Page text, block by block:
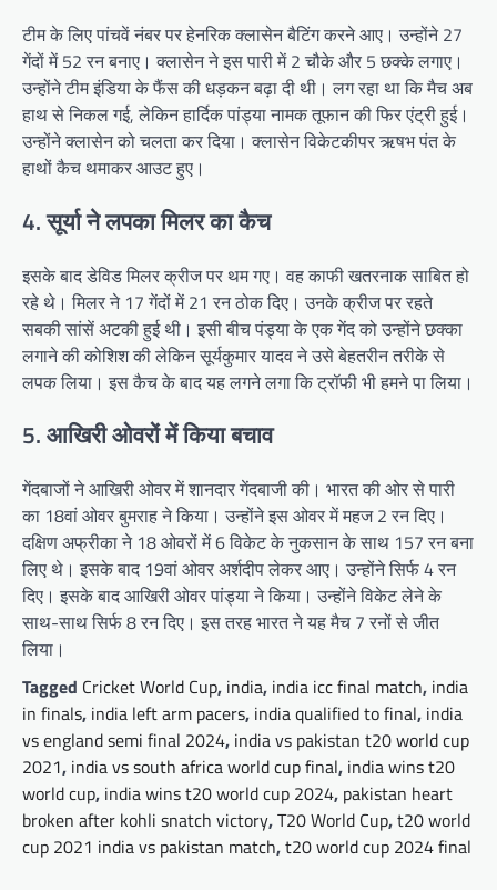
टीम के लिए पांचवें नंबर पर हेनरिक क्लासेन बैटिंग करने आए। उन्होंने 27
गेंदों में 52 रन बनाए। क्लासेन ने इस पारी में 2 चौके और 5 छक्के लगाए।
उन्होंने टीम इंडिया के फैंस की धड़कन बढ़ा दी थी। लग रहा था कि मैच अब
हाथ से निकल गई, लेकिन हार्दिक पांड्या नामक तूफान की फिर एंट्री हुई।
उन्होंने क्लासेन को चलता कर दिया। क्लासेन विकेटकीपर ऋषभ पंत के
हाथों कैच थमाकर आउट हुए।
4. सूर्या ने लपका मिलर का कैच
इसके बाद डेविड मिलर क्रीज पर थम गए। वह काफी खतरनाक साबित हो
रहे थे। मिलर ने 17 गेंदों में 21 रन ठोक दिए। उनके क्रीज पर रहते
सबकी सांसें अटकी हुई थी। इसी बीच पंड्या के एक गेंद को उन्होंने छक्का
लगाने की कोशिश की लेकिन सूर्यकुमार यादव ने उसे बेहतरीन तरीके से
लपक लिया। इस कैच के बाद यह लगने लगा कि ट्रॉफी भी हमने पा लिया।
5. आखिरी ओवरों में किया बचाव
गेंदबाजों ने आखिरी ओवर में शानदार गेंदबाजी की। भारत की ओर से पारी
का 18वां ओवर बुमराह ने किया। उन्होंने इस ओवर में महज 2 रन दिए।
दक्षिण अफ्रीका ने 18 ओवरों में 6 विकेट के नुकसान के साथ 157 रन बना
लिए थे। इसके बाद 19वां ओवर अर्शदीप लेकर आए। उन्होंने सिर्फ 4 रन
दिए। इसके बाद आखिरी ओवर पांड्या ने किया। उन्होंने विकेट लेने के
साथ-साथ सिर्फ 8 रन दिए। इस तरह भारत ने यह मैच 7 रनों से जीत
लिया।
Tagged Cricket World Cup, india, india icc final match, india
in finals, india left arm pacers, india qualified to final, india
vs england semi final 2024, india vs pakistan t20 world cup
2021, india vs south africa world cup final, india wins t20
world cup, india wins t20 world cup 2024, pakistan heart
broken after kohli snatch victory,T20 World Cup,t20 world
cup 2021 india vs pakistan match,t20 world cup 2024 final